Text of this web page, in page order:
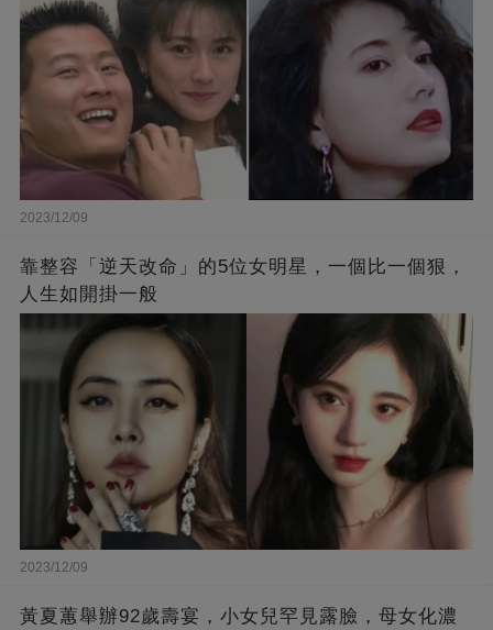
2023/12/09
靠整容「逆天改命」的5位女明星，一個比一個狠，
人生如開掛一般
2023/12/09
黃夏蕙舉辦92歲壽宴，小女兒罕見露臉，母女化濃